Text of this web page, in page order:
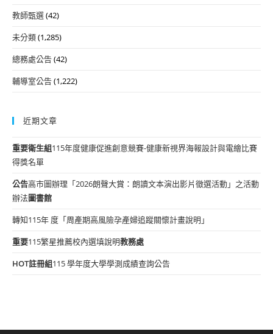
教師甄選(42)
未分類(1,285)
總務處公告(42)
輔導室公告(1,222)
近期文章
重要衛生組115年度健康促進創意競賽-健康新視界海報設計與電繪比賽
得獎名單
公告高市圖辦理「2026朗聲大賞：朗讀文本演出影片徵選活動」之活動
辦法圖書館
轉知115年 度「周產期高風險孕產婦追蹤關懷計畫說明」
重要115繁星推薦校內選填說明教務處
HOT註冊組115 學年度大學學測成績查詢公告